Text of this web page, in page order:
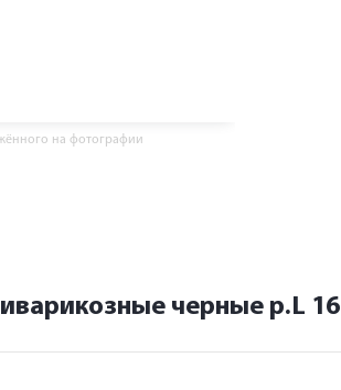
на фотографии
черные р.L 16